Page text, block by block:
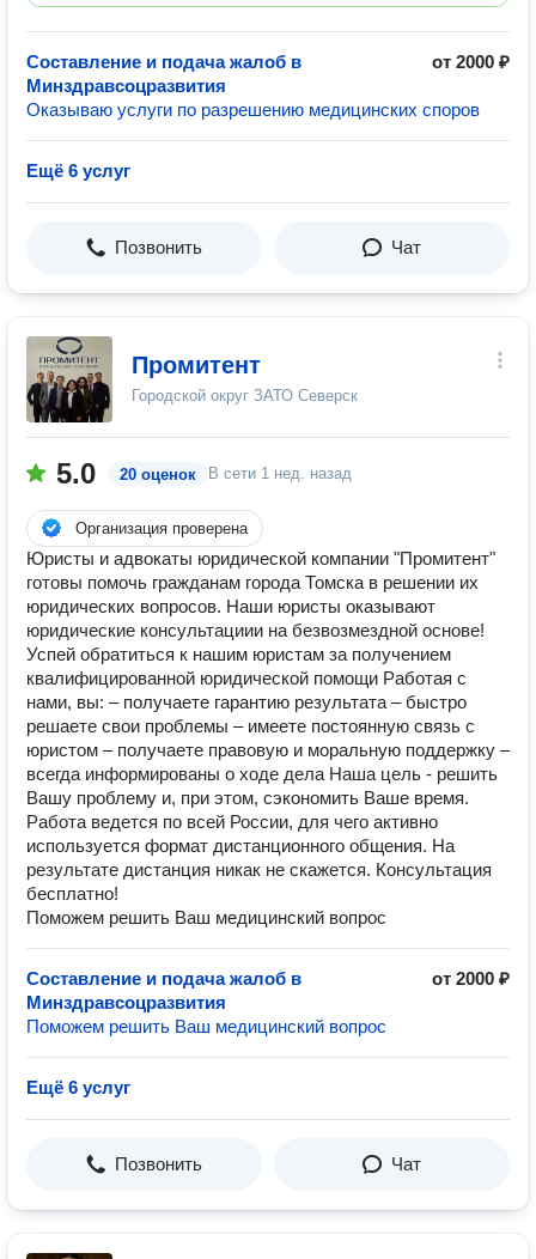
Составление и подача жалоб в
Минздравсоцразвития
от 2000 ₽
Оказываю услуги по разрешению медицинских споров
Ещё 6 услуг
Позвонить Чат
Промитент
Городской округ ЗАТО Северск
5.0 20 оценок В сети 1 нед. назад
Организация проверена
Юристы и адвокаты юридической компании "Промитент"
готовы помочь гражданам города Томска в решении их
юридических вопросов. Наши юристы оказывают
юридические консультациии на безвозмездной основе!
Успей обратиться к нашим юристам за получением
квалифицированной юридической помощи Работая с
нами, вы: – получаете гарантию результата – быстро
решаете свои проблемы – имеете постоянную связь с
юристом – получаете правовую и моральную поддержку –
всегда информированы о ходе дела Наша цель - решить
Вашу проблему и, при этом, сэкономить Ваше время.
Работа ведется по всей России, для чего активно
используется формат дистанционного общения. На
результате дистанция никак не скажется. Консультация
бесплатно!
Поможем решить Ваш медицинский вопрос
Составление и подача жалоб в
Минздравсоцразвития
от 2000 ₽
Поможем решить Ваш медицинский вопрос
Ещё 6 услуг
Позвонить Чат